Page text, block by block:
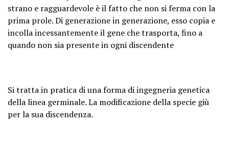
strano e ragguardevole è il fatto che non si ferma con la
prima prole. Di generazione in generazione, esso copia e
incolla incessantemente il gene che trasporta, fino a
quando non sia presente in ogni discendente
Si tratta in pratica di una forma di ingegneria genetica
della linea germinale. La modificazione della specie giù
per la sua discendenza.